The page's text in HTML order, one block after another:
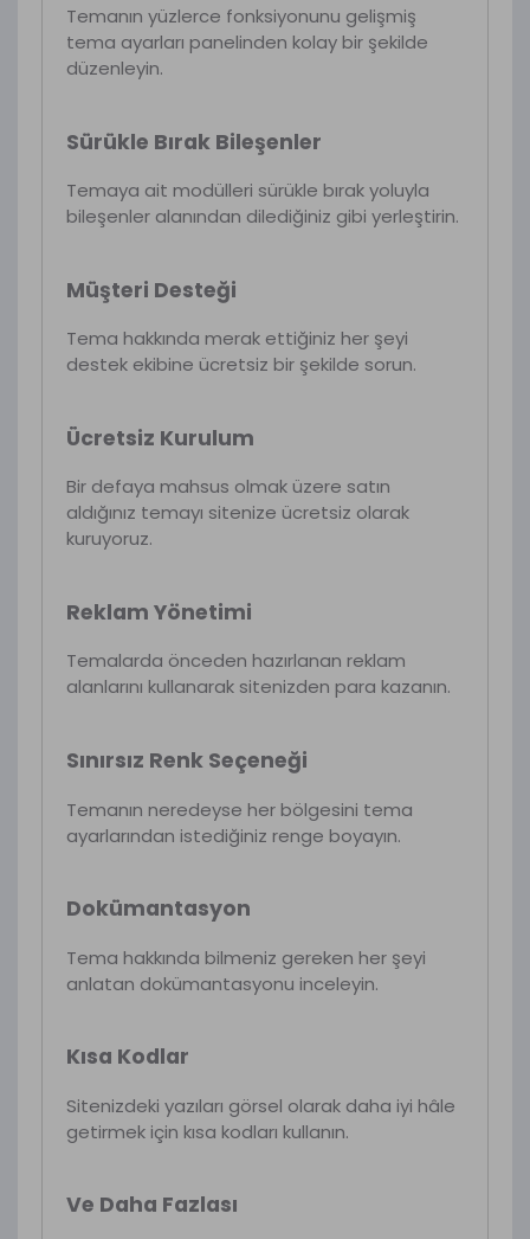
Temanın yüzlerce fonksiyonunu gelişmiş
tema ayarları panelinden kolay bir şekilde
düzenleyin.
Sürükle Bırak Bileşenler
Temaya ait modülleri sürükle bırak yoluyla
bileşenler alanından dilediğiniz gibi yerleştirin.
Müşteri Desteği
Tema hakkında merak ettiğiniz her şeyi
destek ekibine ücretsiz bir şekilde sorun.
Ücretsiz Kurulum
Bir defaya mahsus olmak üzere satın
aldığınız temayı sitenize ücretsiz olarak
kuruyoruz.
Reklam Yönetimi
Temalarda önceden hazırlanan reklam
alanlarını kullanarak sitenizden para kazanın.
Sınırsız Renk Seçeneği
Temanın neredeyse her bölgesini tema
ayarlarından istediğiniz renge boyayın.
Dokümantasyon
Tema hakkında bilmeniz gereken her şeyi
anlatan dokümantasyonu inceleyin.
Kısa Kodlar
Sitenizdeki yazıları görsel olarak daha iyi hâle
getirmek için kısa kodları kullanın.
Ve Daha Fazlası